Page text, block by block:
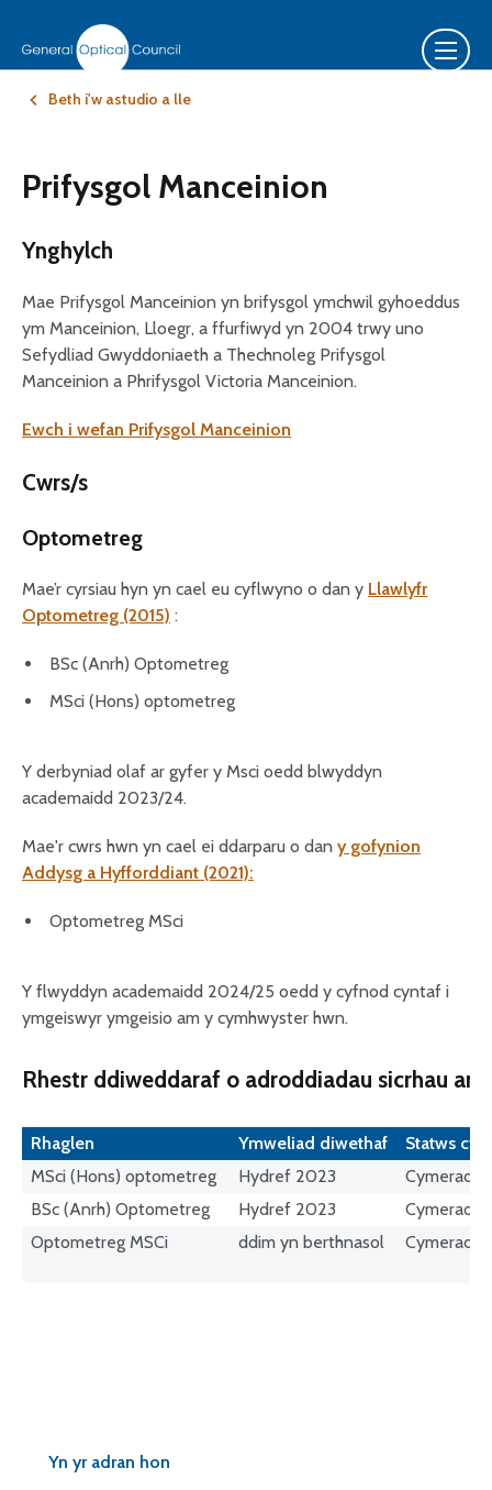
Beth i'w astudio a lle
Prifysgol Manceinion
Ynghylch
Mae Prifysgol Manceinion yn brifysgol ymchwil gyhoeddus
ym Manceinion, Lloegr, a ffurfiwyd yn 2004 trwy uno
Sefydliad Gwyddoniaeth a Thechnoleg Prifysgol
Manceinion a Phrifysgol Victoria Manceinion.
Ewch i wefan Prifysgol Manceinion
Cwrs/s
Optometreg
Mae’r cyrsiau hyn yn cael eu cyflwyno o dan y Llawlyfr
Optometreg (2015) :
BSc (Anrh) Optometreg
MSci (Hons) optometreg
Y derbyniad olaf ar gyfer y Msci oedd blwyddyn
academaidd 2023/24.
Mae'r cwrs hwn yn cael ei ddarparu o dan y gofynion
Addysg a Hyfforddiant (2021):
Optometreg MSci
Y flwyddyn academaidd 2024/25 oedd y cyfnod cyntaf i
ymgeiswyr ymgeisio am y cymhwyster hwn.
Rhestr ddiweddaraf o adroddiadau sicrhau
Rhaglen Ymweliad diwethaf
Statws
MSci (Hons) optometreg
Hydref 2023
BSc (Anrh) Optometreg
Hydref 2023
Optometreg MSCi
ddim yn berthnasol
Yn yr adran hon